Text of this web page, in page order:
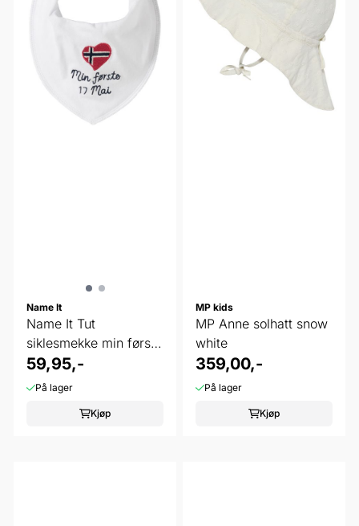
Name It
Name It Tut
siklesmekke min første
17 mai
59,95,-
På lager
Kjøp
MP kids
MP Anne solhatt snow
white
359,00,-
På lager
Kjøp